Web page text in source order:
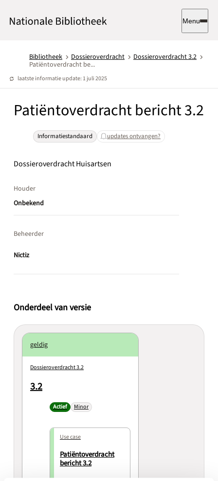
Menu
Bibliotheek Dossieroverdracht
Dossieroverdracht 3.2
Patiëntoverdracht be...
laatste informatie update: 1 juli 2025
Patiëntoverdracht bericht 3.2
Informatiestandaard updates ontvangen?
Dossieroverdracht Huisartsen
Houder
Onbekend
Beheerder
Nictiz
Onderdeel van versie
geldig
Dossieroverdracht 3.2
3.2
Actief Minor
Use case
Patiëntoverdracht
bericht 3.2